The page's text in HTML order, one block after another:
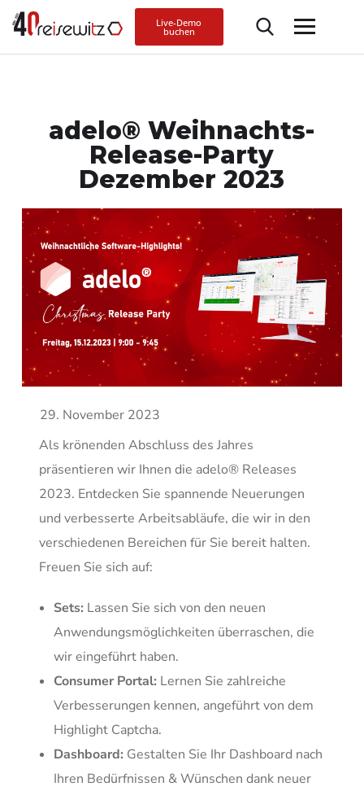
Live-Demo
buchen
adelo® Weihnachts-
Release-Party
Dezember 2023
29. November 2023
Als krönenden Abschluss des Jahres
präsentieren wir Ihnen die adelo® Releases
2023. Entdecken Sie spannende Neuerungen
und verbesserte Arbeitsabläufe, die wir in den
verschiedenen Bereichen für Sie bereit halten.
Freuen Sie sich auf:
Sets: Lassen Sie sich von den neuen
Anwendungsmöglichkeiten überraschen, die
wir eingeführt haben.
Consumer Portal: Lernen Sie zahlreiche
Verbesserungen kennen, angeführt von dem
Highlight Captcha.
Dashboard: Gestalten Sie Ihr Dashboard nach
Ihren Bedürfnissen & Wünschen dank neuer